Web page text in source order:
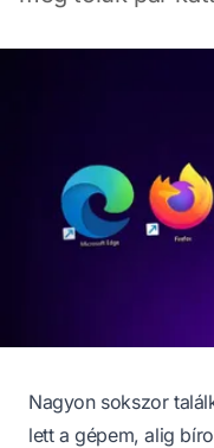
Nagyon sokszor
lett a gépem, alig